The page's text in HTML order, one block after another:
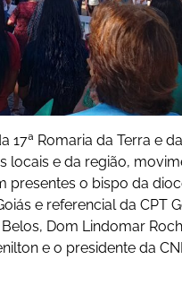
Romaria da Terra e
locais e da região,
o bispo da
e referencial da CPT
Dom Lindomar
e o presidente da